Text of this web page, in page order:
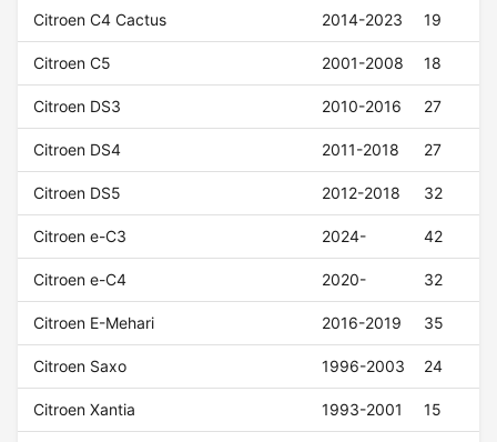
Citroen C4 Cactus 2014-2023 19
Citroen C5 2001-2008 18
Citroen DS3 2010-2016 27
Citroen DS4 2011-2018 27
Citroen DS5 2012-2018 32
Citroen e-C3 2024- 42
Citroen e-C4 2020- 32
Citroen E-Mehari 2016-2019 35
Citroen Saxo 1996-2003 24
Citroen Xantia 1993-2001 15